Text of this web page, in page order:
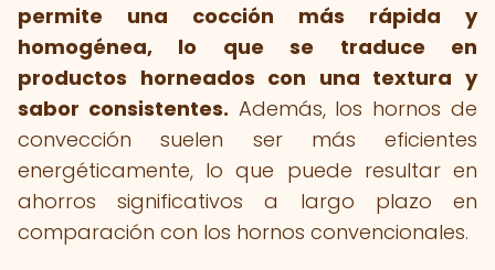
permite una cocción más rápida y
homogénea, lo que se traduce en
productos horneados con una textura y
sabor consistentes. Además, los hornos de
convección suelen ser más eficientes
energéticamente, lo que puede resultar en
ahorros significativos a largo plazo en
comparación con los hornos convencionales.